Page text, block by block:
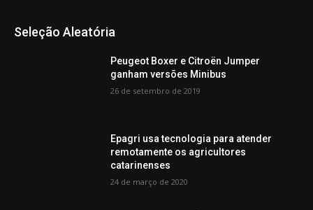
Seleção Aleatória
Peugeot Boxer e Citroën Jumper
ganham versões Minibus
26 de setembro de 2019
Epagri usa tecnologia para atender
remotamente os agricultores
catarinenses
24 de março de 2020